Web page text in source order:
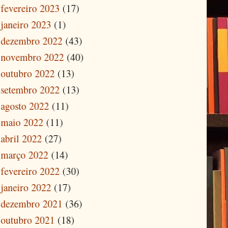
fevereiro 2023 (17)
janeiro 2023 (1)
dezembro 2022 (43)
novembro 2022 (40)
outubro 2022 (13)
setembro 2022 (13)
agosto 2022 (11)
maio 2022 (11)
abril 2022 (27)
março 2022 (14)
fevereiro 2022 (30)
janeiro 2022 (17)
dezembro 2021 (36)
outubro 2021 (18)